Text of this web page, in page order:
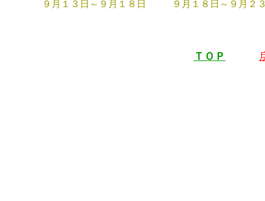
９月１３日～９月１８日
９月１８日～９月２
ＴＯＰ